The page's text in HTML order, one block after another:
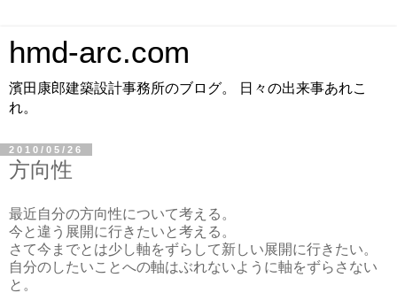
hmd-arc.com
濱田康郎建築設計事務所のブログ。 日々の出来事あれこ
れ。
2010/05/26
方向性
最近自分の方向性について考える。
今と違う展開に行きたいと考える。
さて今までとは少し軸をずらして新しい展開に行きたい。
自分のしたいことへの軸はぶれないように軸をずらさない
と。